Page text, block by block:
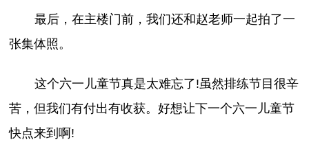
最后，在主楼门前，我们还和赵老师一起拍了一
张集体照。
这个六一儿童节真是太难忘了!虽然排练节目很辛
苦，但我们有付出有收获。好想让下一个六一儿童节
快点来到啊!